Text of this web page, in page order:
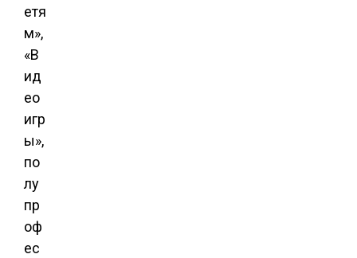
етя
м»,
«В
ид
ео
игр
ы»,
по
лу
пр
оф
ес